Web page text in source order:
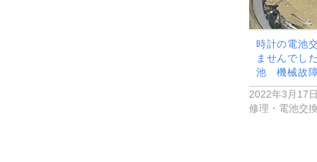
時計の電池
ませんでし
池 機械故
2022年3月17
修理・電池交